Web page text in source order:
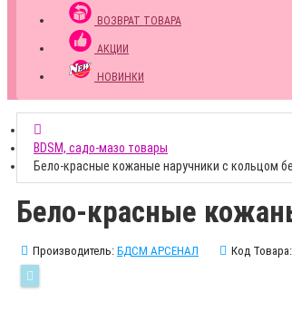
ВОЗВРАТ ТОВАРА
АКЦИИ
НОВИНКИ
BDSM, садо-мазо товары
Бело-красные кожаные наручники с кольцом
Бело-красные
Производитель: БДСМ АРСЕНАЛ Код Товара: